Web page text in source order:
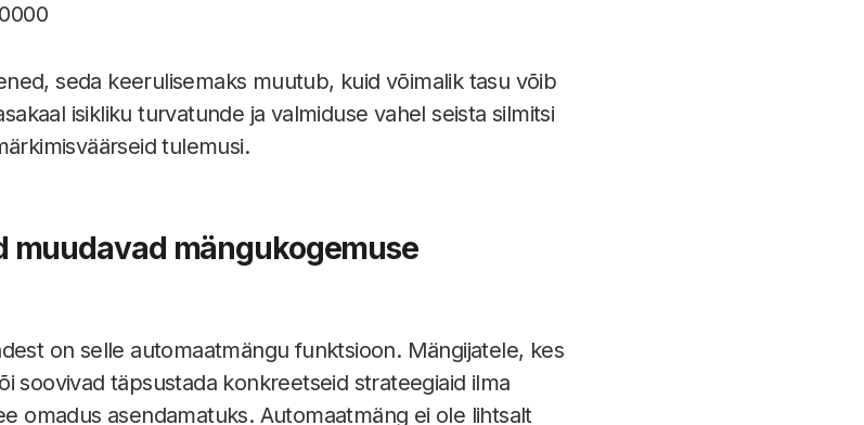
seda keerulisemaks muutub, kuid võimalik tasu võib
isikliku turvatunde ja valmiduse vahel seista silmitsi
tulemusi.
muudavad mängukogemuse
on selle automaatmängu funktsioon. Mängijatele, kes
soovivad täpsustada konkreetseid strateegiaid ilma
omadus asendamatuks. Automaatmäng ei ole lihtsalt